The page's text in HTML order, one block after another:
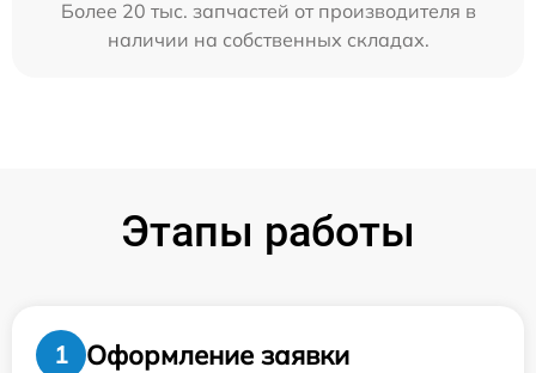
Более 20 тыс. запчастей от производителя в
наличии на собственных складах.
Этапы работы
1
Оформление заявки